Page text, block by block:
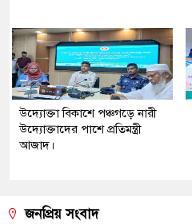
উদ্যোক্তা বিকাশে পঞ্চগড়ে নারী
উদ্যোক্তাদের পাশে প্রতিমন্ত্রী
আজাদ।
জনপ্রিয় সংবাদ